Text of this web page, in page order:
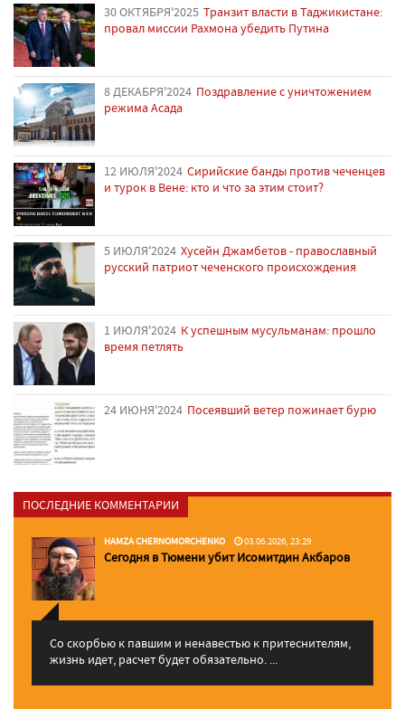
30 ОКТЯБРЯ'2025 Транзит власти в Таджикистане:
провал миссии Рахмона убедить Путина
8 ДЕКАБРЯ'2024 Поздравление с уничтожением
режима Асада
12 ИЮЛЯ'2024 Сирийские банды против чеченцев
и турок в Вене: кто и что за этим стоит?
5 ИЮЛЯ'2024 Хусейн Джамбетов - православный
русский патриот чеченского происхождения
1 ИЮЛЯ'2024 К успешным мусульманам: прошло
время петлять
24 ИЮНЯ'2024 Посеявший ветер пожинает бурю
ПОСЛЕДНИЕ КОММЕНТАРИИ
HAMZA CHERNOMORCHENKO 03.06.2026, 23:29
Сегодня в Тюмени убит Исомитдин Акбаров
Со скорбью к павшим и ненавестью к притеснителям,
жизнь идет, расчет будет обязательно. ...